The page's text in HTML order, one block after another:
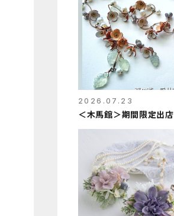
2026.07.23
＜木馬館＞期間限定出店